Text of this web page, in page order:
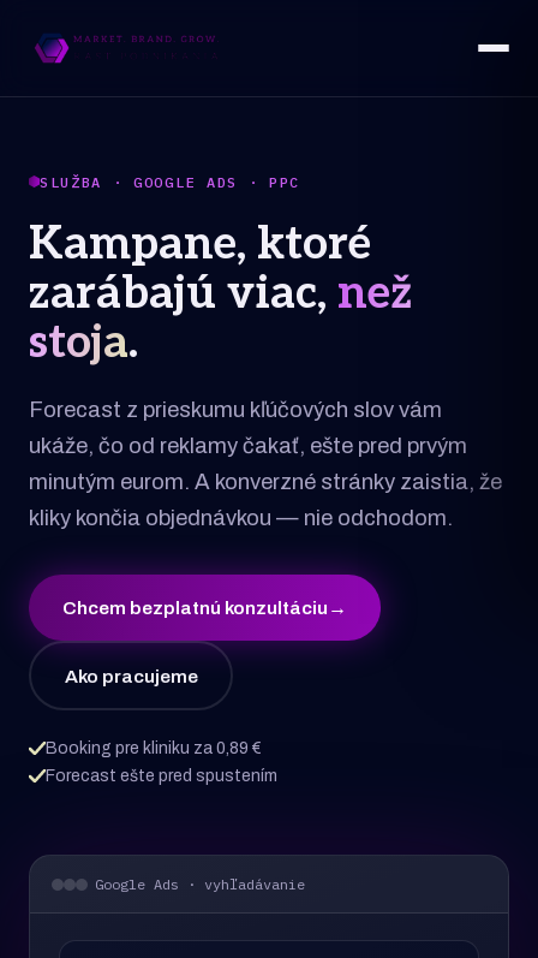
SLUŽBA · GOOGLE ADS · PPC
Kampane, ktoré
zarábajú viac, než
stoja.
Forecast z prieskumu kľúčových slov vám
ukáže, čo od reklamy čakať, ešte pred prvým
minutým eurom. A konverzné stránky zaistia, že
kliky končia objednávkou — nie odchodom.
Chcem bezplatnú konzultáciu →
Ako pracujeme
Booking pre kliniku za 0,89 €
Forecast ešte pred spustením
Google Ads · vyhľadávanie